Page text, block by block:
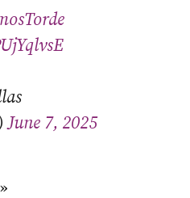
June 7, 2025